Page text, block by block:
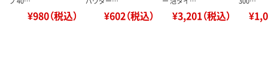
¥980（税込） ¥602（税込） ¥3,201（税込）